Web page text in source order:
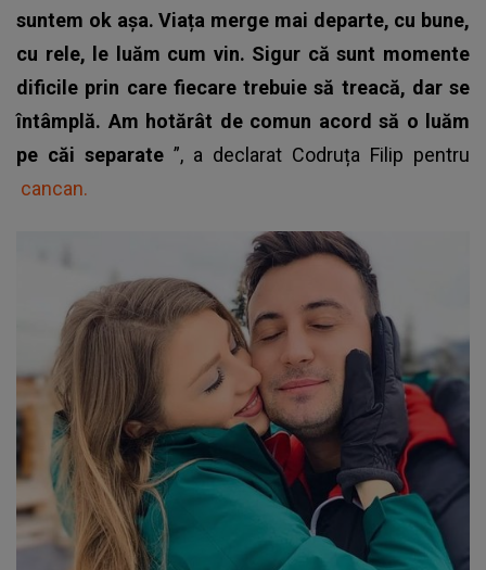
suntem ok așa. Viața merge mai departe, cu bune,
cu rele, le luăm cum vin. Sigur că sunt momente
dificile prin care fiecare trebuie să treacă, dar se
întâmplă. Am hotărât de comun acord să o luăm
pe căi separate ”, a declarat Codruța Filip pentru
cancan.